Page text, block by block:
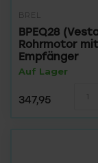
BREL
BPEQ28
Rohrmotor mit
Empfänger
Auf Lager
347,95